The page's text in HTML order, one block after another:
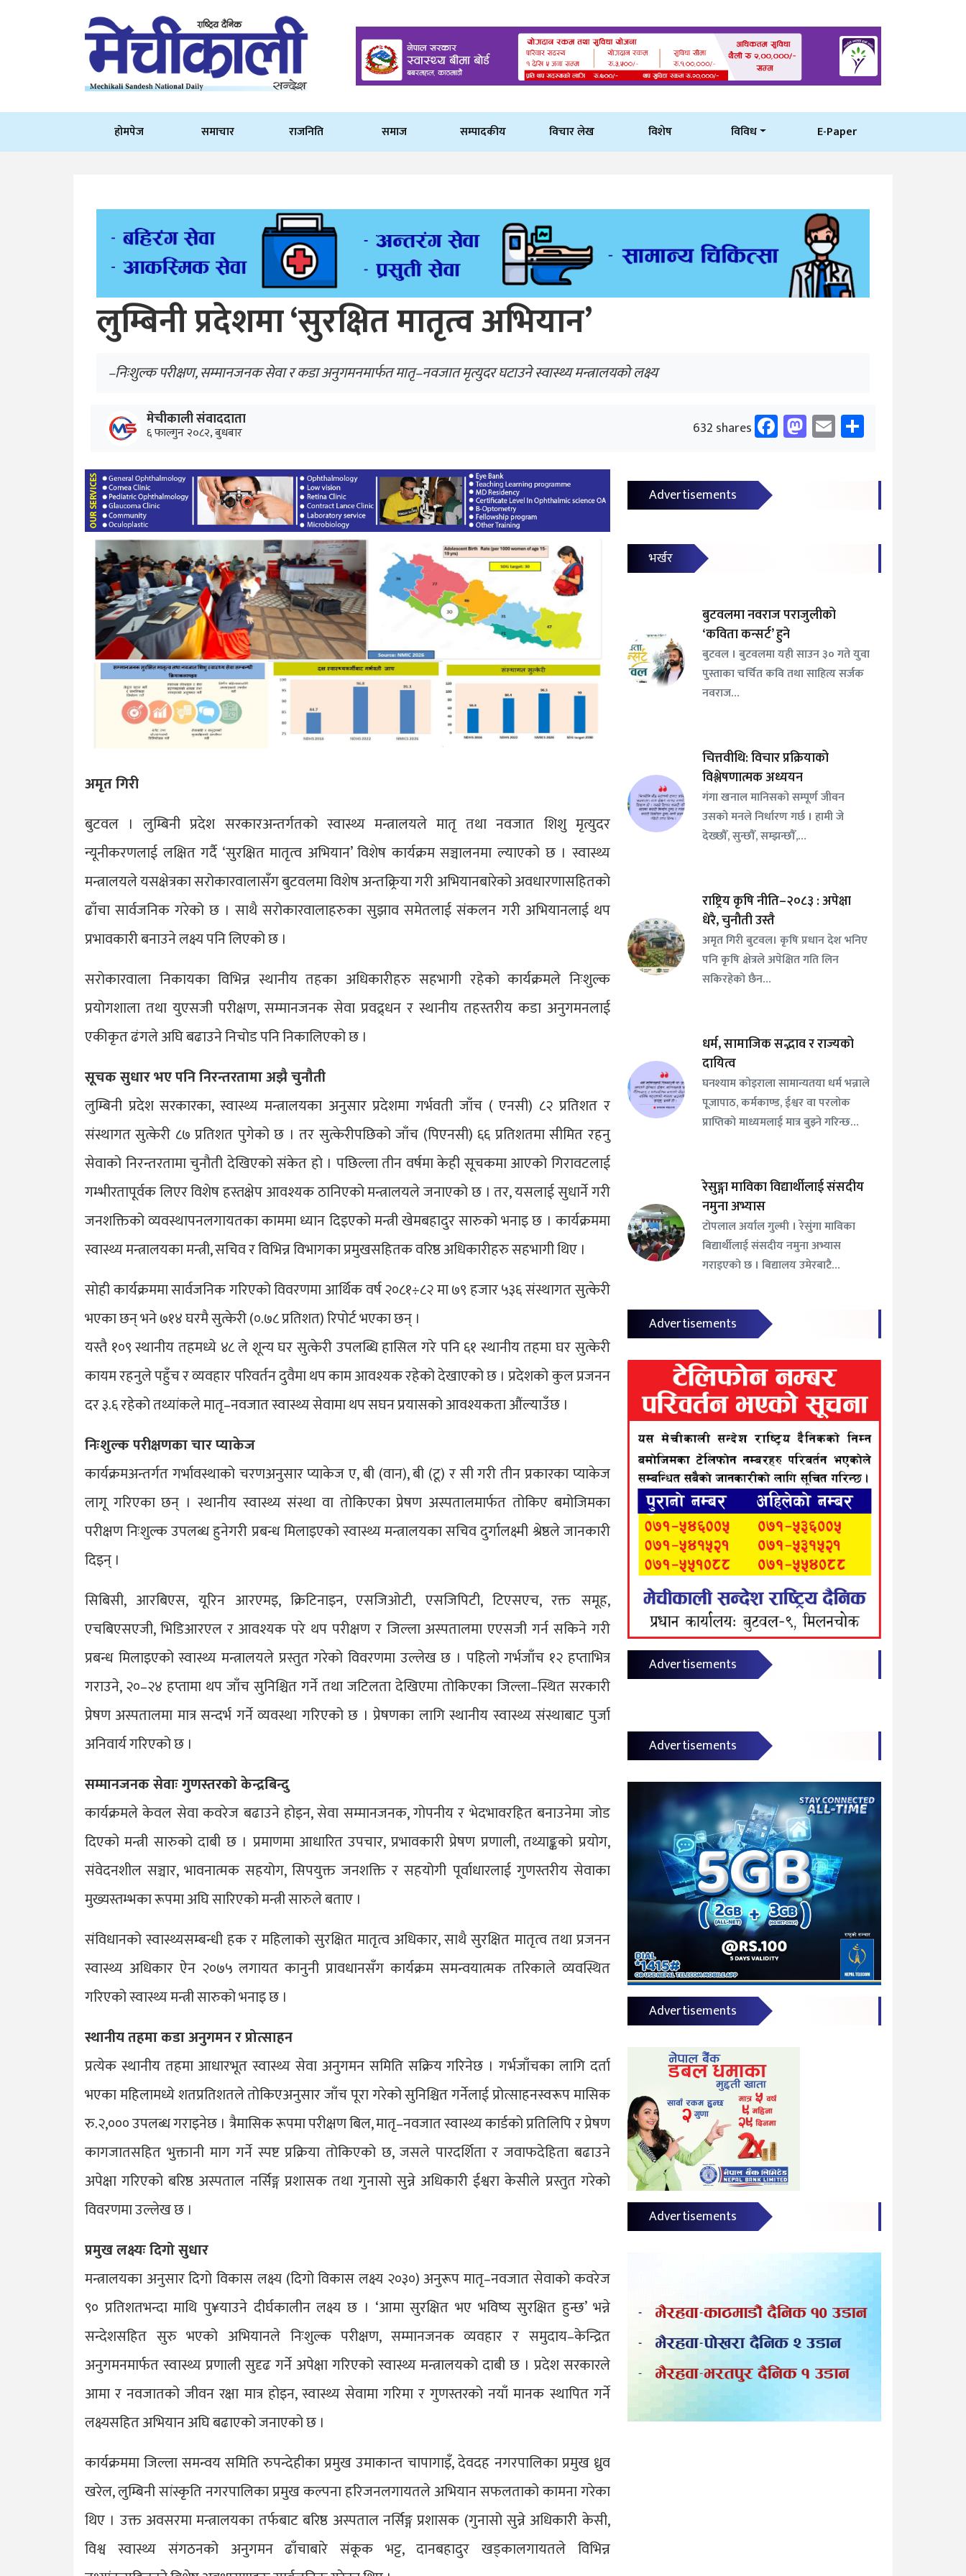
होमपेज समाचार राजनिति समाज सम्पादकीय विचार लेख विशेष विविध E-Paper
लुम्बिनी प्रदेशमा ‘सुरक्षित मातृत्व अभियान’
–निःशुल्क परीक्षण, सम्मानजनक सेवा र कडा अनुगमनमार्फत मातृ–नवजात मृत्युदर घटाउने स्वास्थ्य मन्त्रालयको लक्ष्य
मेचीकाली संवाददाता
६ फाल्गुन २०८२, बुधबार 632 shares Facebook
Mastodon
Email
अमृत गिरी
बुटवल । लुम्बिनी प्रदेश सरकारअन्तर्गतको स्वास्थ्य मन्त्रालयले मातृ तथा नवजात शिशु मृत्युदर
न्यूनीकरणलाई लक्षित गर्दै ‘सुरक्षित मातृत्व अभियान’ विशेष कार्यक्रम सञ्चालनमा ल्याएको छ । स्वास्थ्य
मन्त्रालयले यसक्षेत्रका सरोकारवालासँग बुटवलमा विशेष अन्तक्र्रिया गरी अभियानबारेको अवधारणासहितको
ढाँचा सार्वजनिक गरेको छ । साथै सरोकारवालाहरुका सुझाव समेतलाई संकलन गरी अभियानलाई थप
प्रभावकारी बनाउने लक्ष्य पनि लिएको छ ।
सरोकारवाला निकायका विभिन्न स्थानीय तहका अधिकारीहरु सहभागी रहेको कार्यक्रमले निःशुल्क
प्रयोगशाला तथा युएसजी परीक्षण, सम्मानजनक सेवा प्रवद्र्धन र स्थानीय तहस्तरीय कडा अनुगमनलाई
एकीकृत ढंगले अघि बढाउने निचोड पनि निकालिएको छ ।
सूचक सुधार भए पनि निरन्तरतामा अझै चुनौती
लुम्बिनी प्रदेश सरकारका, स्वास्थ्य मन्त्रालयका अनुसार प्रदेशमा गर्भवती जाँच ( एनसी) ८२ प्रतिशत र
संस्थागत सुत्केरी ८७ प्रतिशत पुगेको छ । तर सुत्केरीपछिको जाँच (पिएनसी) ६६ प्रतिशतमा सीमित रहनु
सेवाको निरन्तरतामा चुनौती देखिएको संकेत हो । पछिल्ला तीन वर्षमा केही सूचकमा आएको गिरावटलाई
गम्भीरतापूर्वक लिएर विशेष हस्तक्षेप आवश्यक ठानिएको मन्त्रालयले जनाएको छ । तर, यसलाई सुधार्ने गरी
जनशक्तिको व्यवस्थापनलगायतका काममा ध्यान दिइएको मन्त्री खेमबहादुर सारुको भनाइ छ । कार्यक्रममा
स्वास्थ्य मन्त्रालयका मन्त्री, सचिव र विभिन्न विभागका प्रमुखसहितक वरिष्ठ अधिकारीहरु सहभागी थिए ।
सोही कार्यक्रममा सार्वजनिक गरिएको विवरणमा आर्थिक वर्ष २०८१÷८२ मा ७९ हजार ५३६ संस्थागत सुत्केरी
भएका छन् भने ७१४ घरमै सुत्केरी (०.७८ प्रतिशत) रिपोर्ट भएका छन् ।
यस्तै १०९ स्थानीय तहमध्ये ४८ ले शून्य घर सुत्केरी उपलब्धि हासिल गरे पनि ६१ स्थानीय तहमा घर सुत्केरी
कायम रहनुले पहुँच र व्यवहार परिवर्तन दुवैमा थप काम आवश्यक रहेको देखाएको छ । प्रदेशको कुल प्रजनन
दर ३.६ रहेको तथ्यांकले मातृ–नवजात स्वास्थ्य सेवामा थप सघन प्रयासको आवश्यकता औंल्याउँछ ।
निःशुल्क परीक्षणका चार प्याकेज
कार्यक्रमअन्तर्गत गर्भावस्थाको चरणअनुसार प्याकेज ए, बी (वान), बी (टू) र सी गरी तीन प्रकारका प्याकेज
लागू गरिएका छन् । स्थानीय स्वास्थ्य संस्था वा तोकिएका प्रेषण अस्पतालमार्फत तोकिए बमोजिमका
परीक्षण निःशुल्क उपलब्ध हुनेगरी प्रबन्ध मिलाइएको स्वास्थ्य मन्त्रालयका सचिव दुर्गालक्ष्मी श्रेष्ठले जानकारी
दिइन् ।
सिबिसी, आरबिएस, यूरिन आरएमइ, क्रिटिनाइन, एसजिओटी, एसजिपिटी, टिएसएच, रक्त समूह,
एचबिएसएजी, भिडिआरएल र आवश्यक परे थप परीक्षण र जिल्ला अस्पतालमा एएसजी गर्न सकिने गरी
प्रबन्ध मिलाइएको स्वास्थ्य मन्त्रालयले प्रस्तुत गरेको विवरणमा उल्लेख छ । पहिलो गर्भजाँच १२ हप्ताभित्र
गराउने, २०–२४ हप्तामा थप जाँच सुनिश्चित गर्ने तथा जटिलता देखिएमा तोकिएका जिल्ला–स्थित सरकारी
प्रेषण अस्पतालमा मात्र सन्दर्भ गर्ने व्यवस्था गरिएको छ । प्रेषणका लागि स्थानीय स्वास्थ्य संस्थाबाट पुर्जा
अनिवार्य गरिएको छ ।
सम्मानजनक सेवाः गुणस्तरको केन्द्रबिन्दु
कार्यक्रमले केवल सेवा कवरेज बढाउने होइन, सेवा सम्मानजनक, गोपनीय र भेदभावरहित बनाउनेमा जोड
दिएको मन्त्री सारुको दाबी छ । प्रमाणमा आधारित उपचार, प्रभावकारी प्रेषण प्रणाली, तथ्याङ्कको प्रयोग,
संवेदनशील सञ्चार, भावनात्मक सहयोग, सिपयुक्त जनशक्ति र सहयोगी पूर्वाधारलाई गुणस्तरीय सेवाका
मुख्यस्तम्भका रूपमा अघि सारिएको मन्त्री सारुले बताए ।
संविधानको स्वास्थ्यसम्बन्धी हक र महिलाको सुरक्षित मातृत्व अधिकार, साथै सुरक्षित मातृत्व तथा प्रजनन
स्वास्थ्य अधिकार ऐन २०७५ लगायत कानुनी प्रावधानसँग कार्यक्रम समन्वयात्मक तरिकाले व्यवस्थित
गरिएको स्वास्थ्य मन्त्री सारुको भनाइ छ ।
स्थानीय तहमा कडा अनुगमन र प्रोत्साहन
प्रत्येक स्थानीय तहमा आधारभूत स्वास्थ्य सेवा अनुगमन समिति सक्रिय गरिनेछ । गर्भजाँचका लागि दर्ता
भएका महिलामध्ये शतप्रतिशतले तोकिएअनुसार जाँच पूरा गरेको सुनिश्चित गर्नेलाई प्रोत्साहनस्वरूप मासिक
रु.२,००० उपलब्ध गराइनेछ । त्रैमासिक रूपमा परीक्षण बिल, मातृ–नवजात स्वास्थ्य कार्डको प्रतिलिपि र प्रेषण
कागजातसहित भुक्तानी माग गर्ने स्पष्ट प्रक्रिया तोकिएको छ, जसले पारदर्शिता र जवाफदेहिता बढाउने
अपेक्षा गरिएको बरिष्ठ अस्पताल नर्सिङ्ग प्रशासक तथा गुनासो सुन्ने अधिकारी ईश्वरा केसीले प्रस्तुत गरेको
विवरणमा उल्लेख छ ।
प्रमुख लक्ष्यः दिगो सुधार
मन्त्रालयका अनुसार दिगो विकास लक्ष्य (दिगो विकास लक्ष्य २०३०) अनुरूप मातृ–नवजात सेवाको कवरेज
९० प्रतिशतभन्दा माथि पु¥याउने दीर्घकालीन लक्ष्य छ । ‘आमा सुरक्षित भए भविष्य सुरक्षित हुन्छ’ भन्ने
सन्देशसहित सुरु भएको अभियानले निःशुल्क परीक्षण, सम्मानजनक व्यवहार र समुदाय–केन्द्रित
अनुगमनमार्फत स्वास्थ्य प्रणाली सुदृढ गर्ने अपेक्षा गरिएको स्वास्थ्य मन्त्रालयको दाबी छ । प्रदेश सरकारले
आमा र नवजातको जीवन रक्षा मात्र होइन, स्वास्थ्य सेवामा गरिमा र गुणस्तरको नयाँ मानक स्थापित गर्ने
लक्ष्यसहित अभियान अघि बढाएको जनाएको छ ।
कार्यक्रममा जिल्ला समन्वय समिति रुपन्देहीका प्रमुख उमाकान्त चापागाइँ, देवदह नगरपालिका प्रमुख ध्रुव
खरेल, लुम्बिनी सांस्कृति नगरपालिका प्रमुख कल्पना हरिजनलगायतले अभियान सफलताको कामना गरेका
थिए । उक्त अवसरमा मन्त्रालयका तर्फबाट बरिष्ठ अस्पताल नर्सिङ्ग प्रशासक (गुनासो सुन्ने अधिकारी केसी,
विश्व स्वास्थ्य संगठनको अनुगमन ढाँचाबारे संकूक भट्ट, दानबहादुर खड्कालगायतले विभिन्न
Advertisements
भर्खर
बुटवलमा नवराज पराजुलीको
‘कविता कन्सर्ट’ हुने
बुटवल । बुटवलमा यही साउन ३० गते युवा
पुस्ताका चर्चित कवि तथा साहित्य सर्जक
नवराज…
चित्तवीथि: विचार प्रक्रियाको
विश्लेषणात्मक अध्ययन
गंगा खनाल मानिसको सम्पूर्ण जीवन
उसको मनले निर्धारण गर्छ । हामी जे
देख्छौँ, सुन्छौँ, सम्झन्छौँ,…
राष्ट्रिय कृषि नीति–२०८३ : अपेक्षा
धेरै, चुनौती उस्तै
अमृत गिरी बुटवल। कृषि प्रधान देश भनिए
पनि कृषि क्षेत्रले अपेक्षित गति लिन
सकिरहेको छैन…
धर्म, सामाजिक सद्भाव र राज्यको
दायित्व
घनश्याम कोइराला सामान्यतया धर्म भन्नाले
पूजापाठ, कर्मकाण्ड, ईश्वर वा परलोक
प्राप्तिको माध्यमलाई मात्र बुझ्ने गरिन्छ…
रेसुङ्गा माविका विद्यार्थीलाई संसदीय
नमुना अभ्यास
टोपलाल अर्याल गुल्मी । रेसुंगा माविका
बिद्यार्थीलाई संसदीय नमुना अभ्यास
गराइएको छ । बिद्यालय उमेरबाटै…
Advertisements
Advertisements
Advertisements
Advertisements
Advertisements